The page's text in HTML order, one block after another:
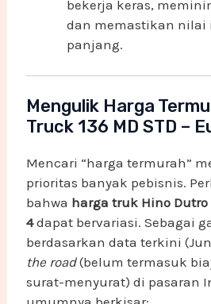
bekerja keras,
dan memastikan nilai
panjang.
Mengulik Harga
Truck 136 MD STD –
Mencari “harga termurah”
prioritas banyak pebisnis.
bahwa harga truk Hino Dutro
4dapat bervariasi. Sebagai
berdasarkan data terkini
the road(belum termasuk
surat-menyurat) di pasaran